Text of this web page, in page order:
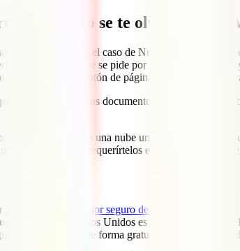
¡que no se te olvide la
Sin embargo, en el caso de Nueva York hay un
electrónico que se pide por internet y que es
porque hay un montón de páginas web que te
llevar contigo otros documentos. Tienes toda la
en vigor, subir a una nube una copia por lo que
pueden requerírtelos en el aeropuerto al
protegido por el mejor seguro de viaje a Nueva York
médicas
. Estados Unidos es uno de los países
tendrás acceso de forma gratuita a los mejores